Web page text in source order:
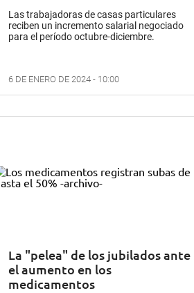
Las trabajadoras de casas particulares
reciben un incremento salarial negociado
para el período octubre-diciembre.
6 DE ENERO DE 2024 - 10:00
La "pelea" de los jubilados ante
el aumento en los
medicamentos